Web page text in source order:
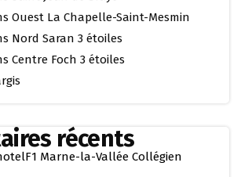
Ouest La Chapelle-Saint-Mesmin
Nord Saran 3 étoiles
Centre Foch 3 étoiles
récents
Marne-la-Vallée Collégien